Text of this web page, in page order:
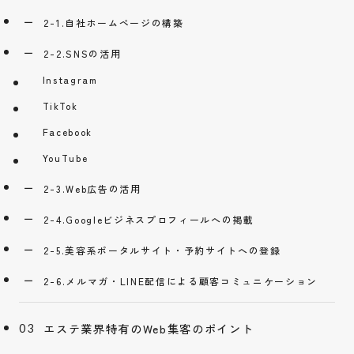
2-1.自社ホームページの構築
2-2.SNSの活用
Instagram
TikTok
Facebook
YouTube
2-3.Web広告の活用
2-4.Googleビジネスプロフィールへの掲載
2-5.美容系ポータルサイト・予約サイトへの登録
2-6.メルマガ・LINE配信による顧客コミュニケーション
エステ業界特有のWeb集客のポイント